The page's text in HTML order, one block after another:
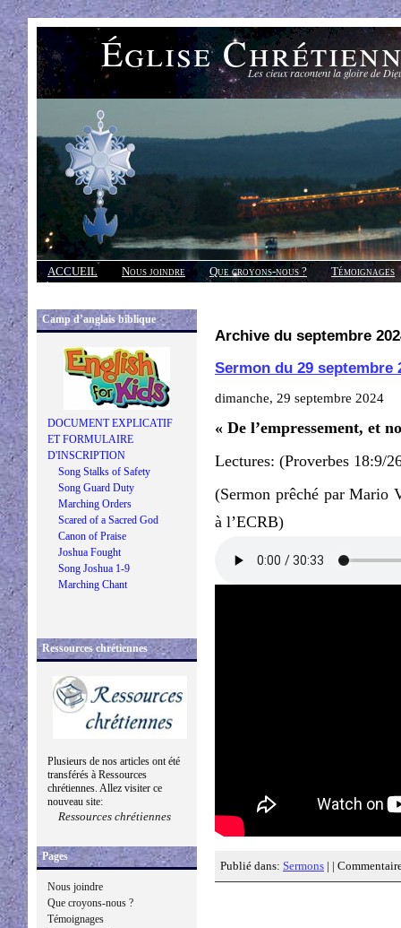
Église Les cieux racontent la gloire de
ACCUEIL Nous joindre Que croyons-nous ?
Témoignages
Réponses
Camp d’anglais biblique
DOCUMENT EXPLICATIF
ET FORMULAIRE
D'INSCRIPTION
Song Stalks of Safety
Song Guard Duty
Marching Orders
Scared of a Sacred God
Canon of Praise
Joshua Fought
Song Joshua 1-9
Marching Chant
Ressources chrétiennes
Plusieurs de nos articles ont été
transférés à Ressources
chrétiennes. Allez visiter ce
nouveau site:
Ressources chrétiennes
Pages
Nous joindre
Que croyons-nous ?
Témoignages
Archive du septembre
Sermon du 29 septembre
dimanche, 29 septembre 2024
« De l’empressement, et
Lectures: (Proverbes 18:9/
(Sermon prêché par Mario
à l’ECRB)
Publié dans: Sermons | |